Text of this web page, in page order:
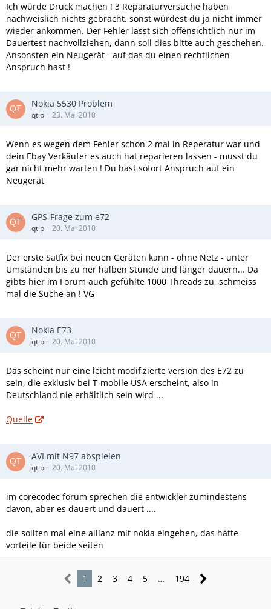
Ich würde Druck machen ! 3 Reparaturversuche haben
nachweislich nichts gebracht, sonst würdest du ja nicht immer
wieder ankommen. Der Fehler lässt sich offensichtlich nur im
Dauertest nachvollziehen, dann soll dies bitte auch geschehen.
Ansonsten ein Neugerät - auf das du einen rechtlichen
Anspruch hast !
Nokia 5530 Problem
qtip 23. Mai 2010
Wenn es wegen dem Fehler schon 2 mal in Reperatur war und
dein Ebay Verkäufer es auch hat reparieren lassen - musst du
gar nicht mehr warten ! Du hast sofort Anspruch auf ein
Neugerät
GPS-Frage zum e72
qtip 20. Mai 2010
Der erste Satfix bei neuen Geräten kann - ohne Netz - unter
Umständen bis zu ner halben Stunde und länger dauern... Da
gibts hier im Forum auch gefühlte 1000 Threads zu, schmeiss
mal die Suche an ! VG
Nokia E73
qtip 20. Mai 2010
Das scheint nur eine leicht modifizierte version des E72 zu
sein, die exklusiv bei T-mobile USA erscheint, also in
Deutschland nie erhältlich sein wird ...
Quelle
AVI mit N97 abspielen
qtip 20. Mai 2010
im corecodec forum sprechen die entwickler zumindestens
davon, aber es dauert und dauert ....
die sollten mal eine allianz mit nokia eingehen, das hätte
vorteile für beide seiten
1 2 3 4 5 … 194